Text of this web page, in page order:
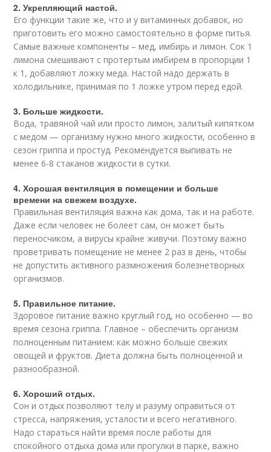
2. Укрепляющий настой.
Его функции такие же, что и у витаминных добавок, но
приготовить его можно самостоятельно в форме питья.
Самые важные компоненты – мед, имбирь и лимон. Сок 1
лимона смешивают с протертым имбирем в пропорции 1
к 1, добавляют ложку меда. Настой надо держать в
холодильнике, принимая по 1 ложке утром перед едой.
3. Больше жидкости.
Вода, травяной чай или просто лимон, залитый кипятком
с медом — организму нужно много жидкости, особенно в
сезон гриппа и простуд. Рекомендуется выпивать не
менее 6-8 стаканов жидкости в сутки.
4. Хорошая вентиляция в помещении и больше
времени на свежем воздухе.
Правильная вентиляция важна как дома, так и на работе.
Даже если человек не болеет сам, он может быть
переносчиком, а вирусы крайне живучи. Поэтому важно
проветривать помещение не менее 2 раз в день, чтобы
не допустить активного размножения болезнетворных
организмов.
5. Правильное питание.
Здоровое питание важно круглый год, но особенно — во
время сезона гриппа. Главное – обеспечить организм
полноценным питанием: как можно больше свежих
овощей и фруктов. Диета должна быть полноценной и
разнообразной.
6. Хороший отдых.
Сон и отдых позволяют телу и разуму оправиться от
стресса, напряжения, усталости и всего негативного.
Надо стараться найти время после работы для
спокойного отдыха дома или прогулки в парке, важно